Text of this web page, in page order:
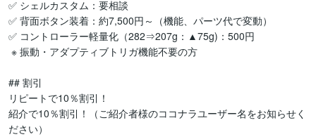
✅ シェルカスタム：要相談
✅ 背面ボタン装着：約7,500円～（機能、パーツ代で変動）
✅ コントローラー軽量化（282⇒207g：▲75g)：500円
## 割引
リピートで10％割引！
紹介で10％割引！（ご紹介者様のココナラユーザー名をお知らせく
ださい）